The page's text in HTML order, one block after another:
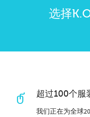
选择
超过100个服
我们正在为全球